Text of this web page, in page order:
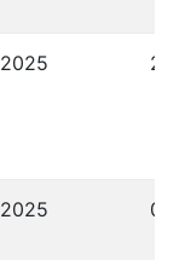
2025 26/
2025 06/